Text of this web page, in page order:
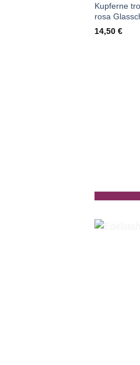
Kupferne
rosa
14,50 €